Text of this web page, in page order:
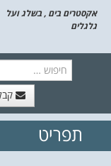
אקסטרים בים , בשלג ועל
גלגלים
//
תפריט